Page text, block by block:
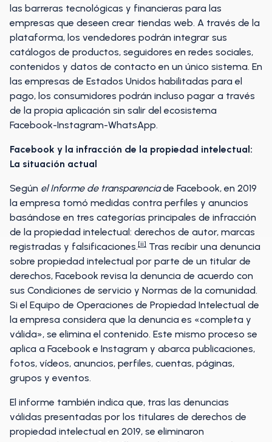
las barreras tecnológicas y financieras para las
empresas que deseen crear tiendas web. A través de la
plataforma, los vendedores podrán integrar sus
catálogos de productos, seguidores en redes sociales,
contenidos y datos de contacto en un único sistema. En
las empresas de Estados Unidos habilitadas para el
pago, los consumidores podrán incluso pagar a través
de la propia aplicación sin salir del ecosistema
Facebook-Instagram-WhatsApp.
Facebook y la infracción de la propiedad intelectual:
La situación actual
Según el Informe de transparenciade Facebook, en 2019
la empresa tomó medidas contra perfiles y anuncios
basándose en tres categorías principales de infracción
de la propiedad intelectual: derechos de autor, marcas
registradas y falsificaciones.[ii] Tras recibir una denuncia
sobre propiedad intelectual por parte de un titular de
derechos, Facebook revisa la denuncia de acuerdo con
sus Condiciones de servicio y Normas de la comunidad.
Si el Equipo de Operaciones de Propiedad Intelectual de
la empresa considera que la denuncia es «completa y
válida», se elimina el contenido. Este mismo proceso se
aplica a Facebook e Instagram y abarca publicaciones,
fotos, vídeos, anuncios, perfiles, cuentas, páginas,
grupos y eventos.
El informe también indica que, tras las denuncias
válidas presentadas por los titulares de derechos de
propiedad intelectual en 2019, se eliminaron